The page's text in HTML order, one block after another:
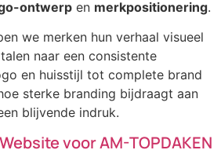
ontwerp en merkpositionering.
we merken hun verhaal visueel
naar een consistente
en huisstijl tot complete brand
sterke branding bijdraagt aan
blijvende indruk.
voor AM-TOPDAKEN